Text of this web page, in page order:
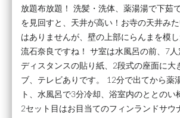
放題布放題！ 洗髪・洗体、薬湯湯で下茹
を見回すと、天井が高い！お寺の天井み
はありませんが、壁の上部にらんまを模し
流石奈良ですね！ サ室は水風呂の前、7
ディスタンスの貼り紙、2段式の座面に大
ブ、テレビありです。 12分で出てから薬
ト、水風呂で3分冷却、浴室内のととのい
2セット目はお目当てのフィンランドサウ